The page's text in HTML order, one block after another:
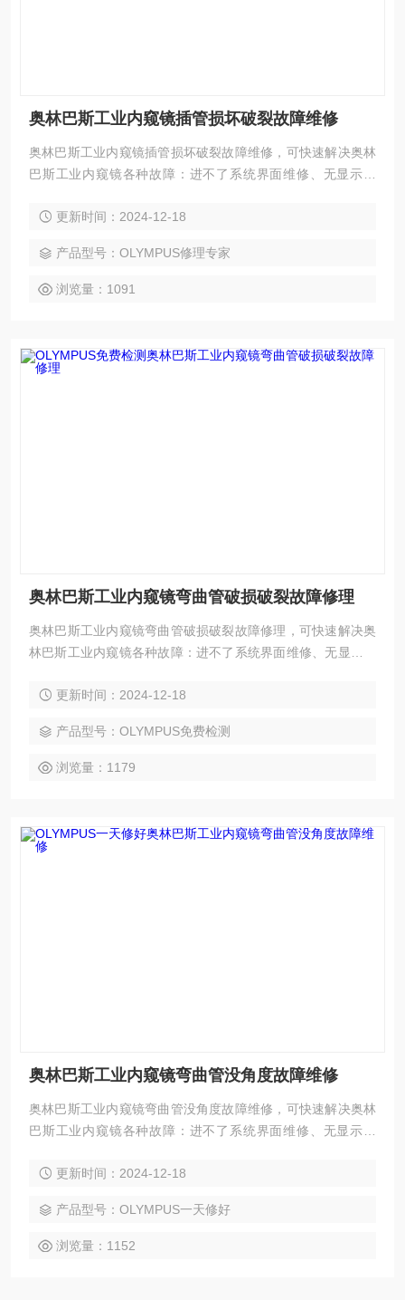
奥林巴斯工业内窥镜插管损坏破裂故障维修
奥林巴斯工业内窥镜插管损坏破裂故障维修，可快速解决奥林
巴斯工业内窥镜各种故障：进不了系统界面维修、无显示维
晶屏显示竖条、横条、多画面，以及液晶屏显示各种疑难杂
指示灯不亮、触摸屏死机；触摸屏灯管不亮；触摸屏玻璃烂维
修更换触摸屏触摸偏移；触摸屏不能触摸；触摸屏一半可以触
更新时间：2024-12-18
产品型号：OLYMPUS修理专家
浏览量：1091
奥林巴斯工业内窥镜弯曲管破损破裂故障修理
奥林巴斯工业内窥镜弯曲管破损破裂故障修理，可快速解决奥
林巴斯工业内窥镜各种故障：进不了系统界面维修、无显示维
晶屏显示竖条、横条、多画面，以及液晶屏显示各种疑难杂
指示灯不亮、触摸屏死机；触摸屏灯管不亮；触摸屏玻璃烂维
修更换触摸屏触摸偏移；触摸屏不能触摸；触摸屏一半可以触
更新时间：2024-12-18
产品型号：OLYMPUS免费检测
浏览量：1179
奥林巴斯工业内窥镜弯曲管没角度故障维修
奥林巴斯工业内窥镜弯曲管没角度故障维修，可快速解决奥林
巴斯工业内窥镜各种故障：进不了系统界面维修、无显示维
晶屏显示竖条、横条、多画面，以及液晶屏显示各种疑难杂
指示灯不亮、触摸屏死机；触摸屏灯管不亮；触摸屏玻璃烂维
修更换触摸屏触摸偏移；触摸屏不能触摸；触摸屏一半可以触
更新时间：2024-12-18
产品型号：OLYMPUS一天修好
浏览量：1152